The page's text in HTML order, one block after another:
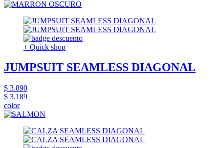
+ Quick shop
JUMPSUIT SEAMLESS DIAGONAL
$ 3.890
$ 3.189
color